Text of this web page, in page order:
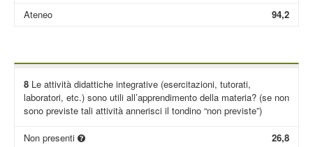
Ateneo
94,2
8Le attività didattiche integrative (esercitazioni, tutorati,
laboratori, etc.) sono utili all’apprendimento della materia? (se non
sono previste tali attività annerisci il tondino “non previste”)
Non presenti
26,8